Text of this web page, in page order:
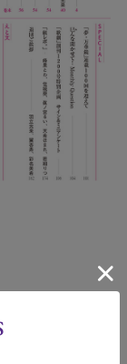
ります。
意見を奮ってお